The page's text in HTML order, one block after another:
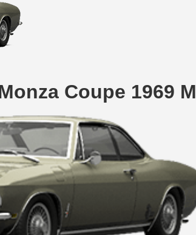
Coupe 1969